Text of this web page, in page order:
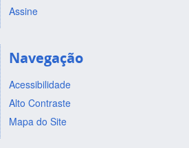
Assine
Navegação
Acessibilidade
Alto Contraste
Mapa do Site